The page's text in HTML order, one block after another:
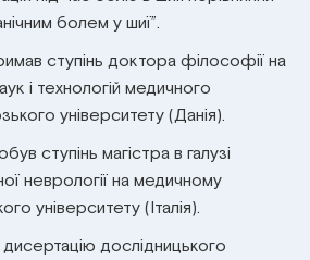
болем у шиї”.
ступінь доктора філософії на
і технологій медичного
університету (Данія).
ступінь магістра в галузі
неврології на медичному
університету (Італія).
дослідницького